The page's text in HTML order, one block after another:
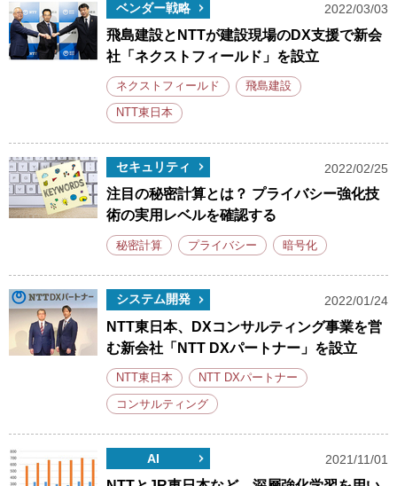
ベンダー戦略 2022/03/03
飛島建設とNTTが建設現場のDX支援で新会
社「ネクストフィールド」を設立
ネクストフィールド 飛島建設
NTT東日本
セキュリティ 2022/02/25
注目の秘密計算とは？ プライバシー強化技
術の実用レベルを確認する
秘密計算 プライバシー 暗号化
システム開発 2022/01/24
NTT東日本、DXコンサルティング事業を営
む新会社「NTT DXパートナー」を設立
NTT東日本 NTT DXパートナー
コンサルティング
AI 2021/11/01